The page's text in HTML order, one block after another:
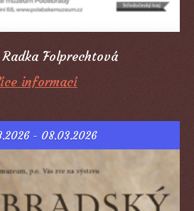
Folprechtová
informací
- 08.03.2026